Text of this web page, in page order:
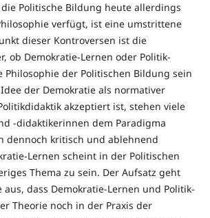
Politische Bildung heute allerdings
verfügt, ist eine umstrittene
dieser Kontroversen ist die
ob Demokratie-Lernen oder Politik-
Philosophie der Politischen Bildung sein
der Demokratie als normativer
akzeptiert ist, stehen viele
-didaktikerinnen dem Paradigma
dennoch kritisch und ablehnend
Lernen scheint in der Politischen
Thema zu sein. Der Aufsatz geht
aus, dass Demokratie-Lernen und Politik-
Theorie noch in der Praxis der